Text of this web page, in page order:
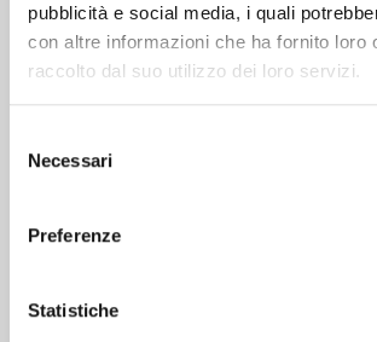
pubblicità e social media, i quali
con altre informazioni che ha fornito loro
raccolto dal suo utilizzo dei loro servizi.
delNecessari
Preferenze
Statistiche